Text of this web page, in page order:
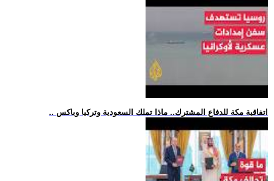
.. اتفاقية مكة للدفاع المشترك.. ماذا تملك السعودية وتركيا وباكس